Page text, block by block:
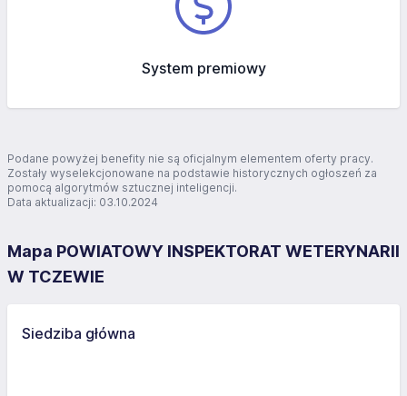
System premiowy
Podane powyżej benefity nie są oficjalnym elementem oferty pracy.
Zostały wyselekcjonowane na podstawie historycznych ogłoszeń za
pomocą algorytmów sztucznej inteligencji.
Data aktualizacji: 03.10.2024
Mapa POWIATOWY INSPEKTORAT WETERYNARII
W TCZEWIE
Siedziba główna